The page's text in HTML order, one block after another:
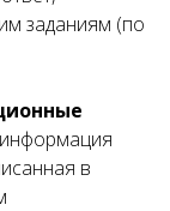
заданиям (по
в